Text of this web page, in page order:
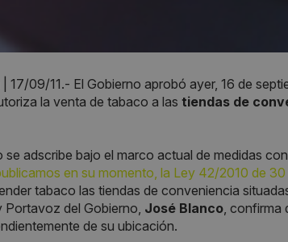
17/09/11.- El Gobierno aprobó ayer, 16 de
la venta de tabaco a las tiendas de
se adscribe bajo el marco actual de medidas
en su momento, la Ley 42/2010 de 30
tabaco las tiendas de conveniencia
Portavoz del Gobierno, José Blanco, confirma
de su ubicación.